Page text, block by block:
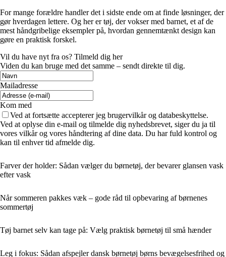
For mange forældre handler det i sidste ende om at finde løsninger, der
gør hverdagen lettere. Og her er tøj, der vokser med barnet, et af de
mest håndgribelige eksempler på, hvordan gennemtænkt design kan
gøre en praktisk forskel.
Vil du have nyt fra os? Tilmeld dig her
Viden du kan bruge med det samme – sendt direkte til dig.
Mailadresse
Kom med
Ved at fortsætte accepterer jeg brugervilkår og databeskyttelse.
Ved at oplyse din e-mail og tilmelde dig nyhedsbrevet, siger du ja til
vores vilkår og vores håndtering af dine data. Du har fuld kontrol og
kan til enhver tid afmelde dig.
Farver der holder: Sådan vælger du børnetøj, der bevarer glansen vask
efter vask
Når sommeren pakkes væk – gode råd til opbevaring af børnenes
sommertøj
Tøj barnet selv kan tage på: Vælg praktisk børnetøj til små hænder
Leg i fokus: Sådan afspejler dansk børnetøj børns bevægelsesfrihed og